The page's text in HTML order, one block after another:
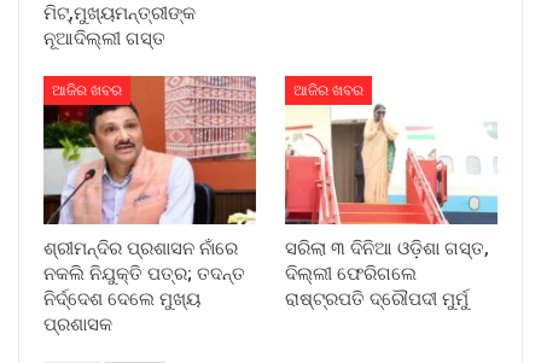
ମିଟ୍,ମୁଖ୍ୟମନ୍ତ୍ରୀଙ୍କ
ନୂଆଦିଲ୍ଲୀ ଗସ୍ତ
ଆଜିର ଖବର
ଶ୍ରୀମନ୍ଦିର ପ୍ରଶାସନ ନାଁରେ
ନକଲି ନିଯୁକ୍ତି ପତ୍ର; ତଦନ୍ତ
ନିର୍ଦ୍ଦେଶ ଦେଲେ ମୁଖ୍ୟ
ପ୍ରଶାସକ
ଆଜିର ଖବର
ସରିଲା ୩ ଦିନିଆ ଓଡ଼ିଶା ଗସ୍ତ,
ଦିଲ୍ଲୀ ଫେରିଗଲେ
ରାଷ୍ଟ୍ରପତି ଦ୍ରୌପଦୀ ମୁର୍ମୁ